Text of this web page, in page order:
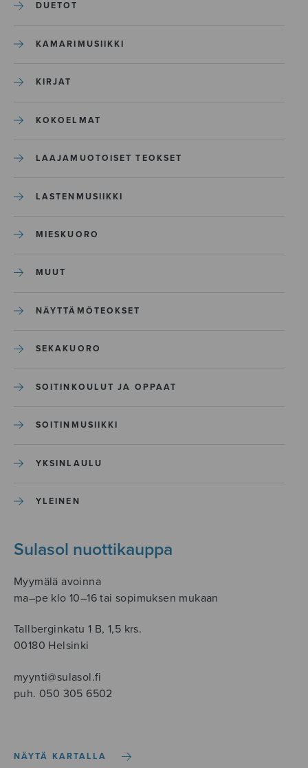
DUETOT
KAMARIMUSIIKKI
KIRJAT
KOKOELMAT
LAAJAMUOTOISET TEOKSET
LASTENMUSIIKKI
MIESKUORO
MUUT
NÄYTTÄMÖTEOKSET
SEKAKUORO
SOITINKOULUT JA OPPAAT
SOITINMUSIIKKI
YKSINLAULU
YLEINEN
Sulasol nuottikauppa
Myymälä avoinna
ma–pe klo 10–16 tai sopimuksen mukaan
Tallberginkatu 1 B, 1,5 krs.
00180 Helsinki
myynti@sulasol.fi
puh. 050 305 6502
NÄYTÄ KARTALLA